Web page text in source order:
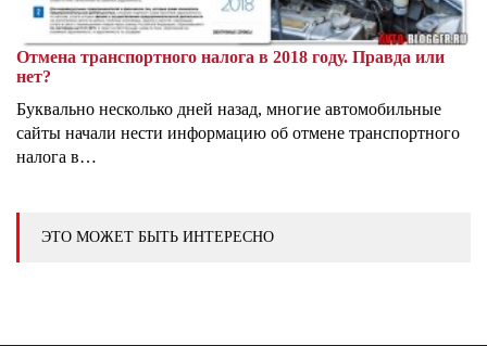
Отмена транспортного налога в 2018 году. Правда или
нет?
Буквально несколько дней назад, многие автомобильные
сайты начали нести информацию об отмене транспортного
налога в…
ЭТО МОЖЕТ БЫТЬ ИНТЕРЕСНО